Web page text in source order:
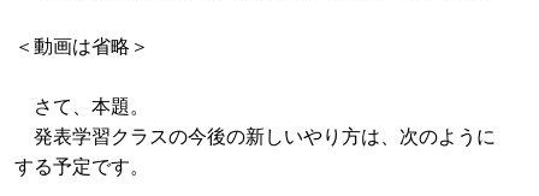
＜動画は省略＞
さて、本題。
発表学習クラスの今後の新しいやり方は、次のように
する予定です。